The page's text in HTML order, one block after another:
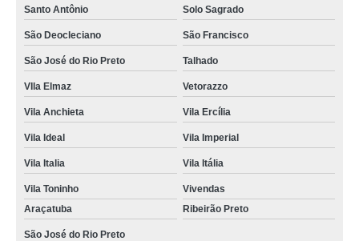
Santo Antônio Solo Sagrado
São Deocleciano São Francisco
São José do Rio Preto Talhado
VIla Elmaz Vetorazzo
Vila Anchieta Vila Ercília
Vila Ideal Vila Imperial
Vila Italia Vila Itália
Vila Toninho
Vivendas
Araçatuba
Ribeirão Preto
São José do Rio Preto